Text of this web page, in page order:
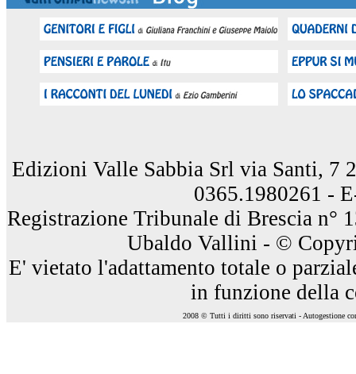
Edizioni Valle Sabbia Srl via Santi, 7
0365.1980261 -
Registrazione Tribunale di Brescia n°
Ubaldo Vallini - ©
E' vietato l'adattamento totale o
in funzione della
2008 © Tutti i diritti sono riservati - Autogestione